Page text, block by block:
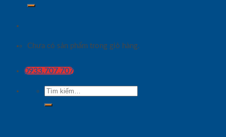
Chưa có sản phẩm trong giỏ hàng.
0933.707.707
Tìm
kiếm: